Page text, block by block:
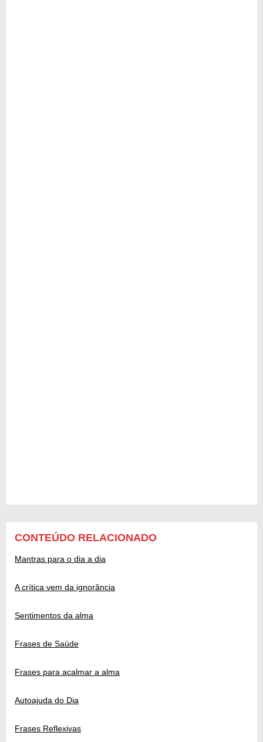
CONTEÚDO RELACIONADO
Mantras para o dia a dia
A crítica vem da ignorância
Sentimentos da alma
Frases de Saúde
Frases para acalmar a alma
Autoajuda do Dia
Frases Reflexivas